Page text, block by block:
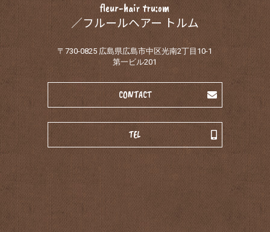
fleur-hair tru:om
／フルールヘアー トルム
〒730-0825 広島県広島市中区光南2丁目10-1
第一ビル201
CONTACT
TEL